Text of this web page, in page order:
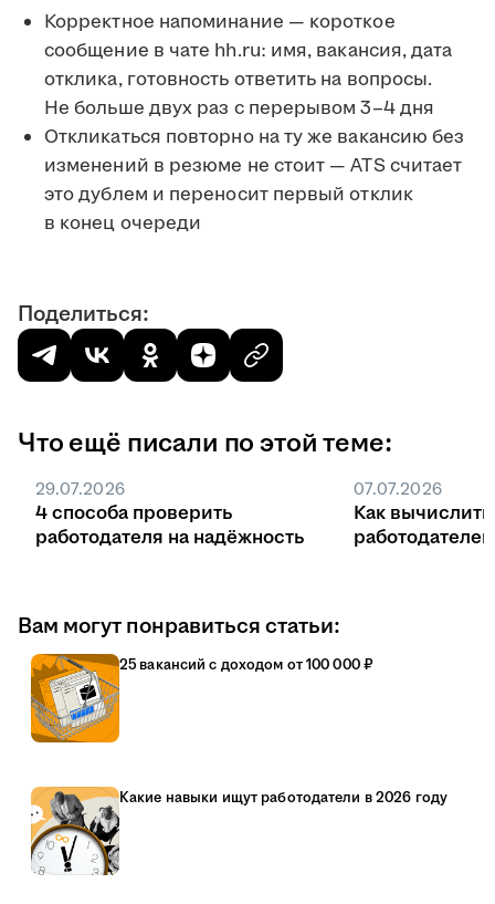
Корректное напоминание — короткое
сообщение в чате hh.ru: имя, вакансия, дата
отклика, готовность ответить на вопросы.
Не больше двух раз с перерывом 3–4 дня
Откликаться повторно на ту же вакансию без
изменений в резюме не стоит — ATS считает
это дублем и переносит первый отклик
в конец очереди
Поделиться:
Что ещё писали по этой теме:
29.07.2026
4 способа проверить
работодателя на надёжность
07.07.2026
Как вычислить
Вам могут понравиться статьи:
25 вакансий с доходом от 100 000 ₽
Какие навыки ищут работодатели в 2026 году